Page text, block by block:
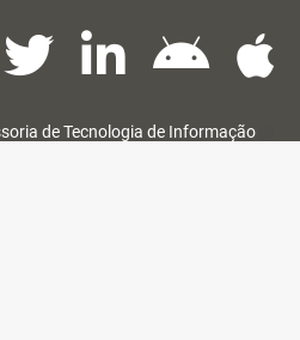
de Tecnologia de Informação